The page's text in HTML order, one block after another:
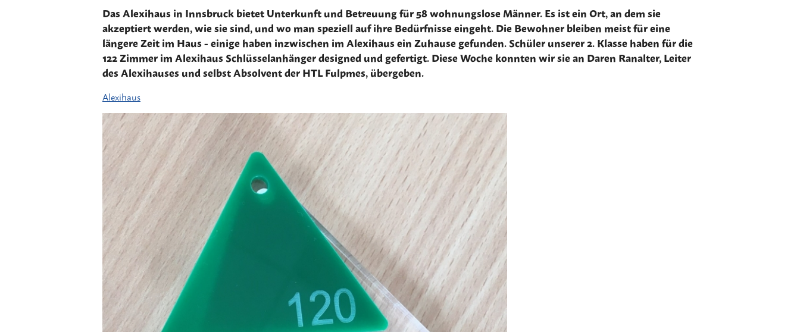
Das Alexihaus in Innsbruck bietet Unterkunft und Betreuung für 58 wohnungslose Männer. Es ist ein Ort, an dem sie
akzeptiert werden, wie sie sind, und wo man speziell auf ihre Bedürfnisse eingeht. Die Bewohner bleiben meist für eine
längere Zeit im Haus - einige haben inzwischen im Alexihaus ein Zuhause gefunden. Schüler unserer 2. Klasse haben für die
122 Zimmer im Alexihaus Schlüsselanhänger designed und gefertigt. Diese Woche konnten wir sie an Daren Ranalter, Leiter
des Alexihauses und selbst Absolvent der HTL Fulpmes, übergeben.
Alexihaus